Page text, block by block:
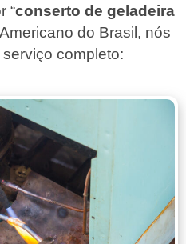
“conserto de geladeira
do Brasil, nós
completo: